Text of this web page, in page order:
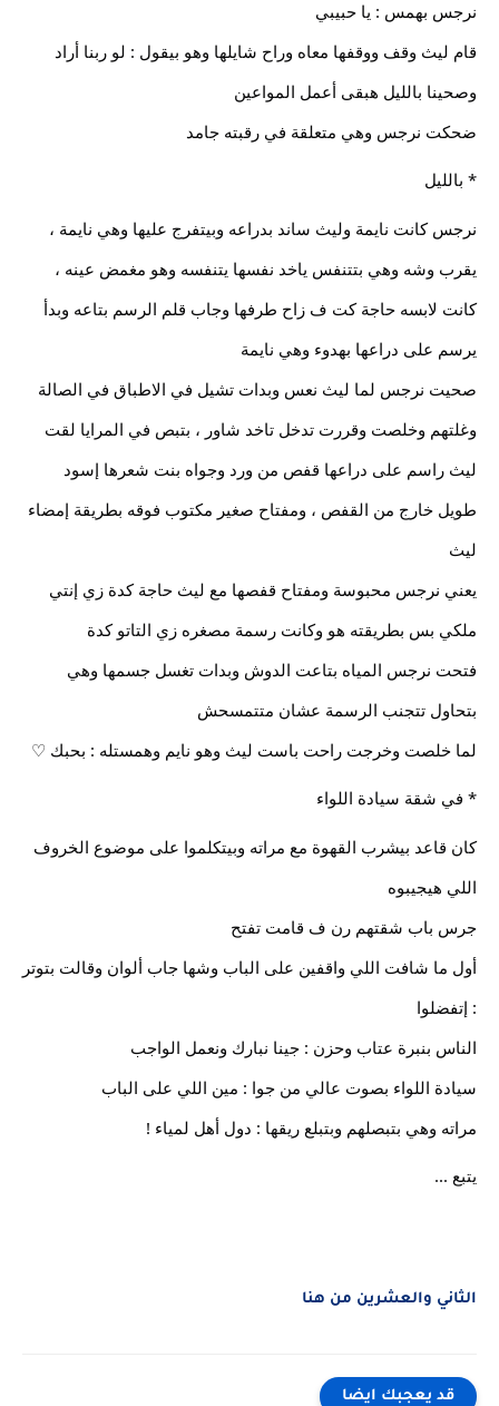
نرجس بهمس : يا حبيبي
قام ليث وقف ووقفها معاه وراح شايلها وهو بيقول : لو ربنا أراد
وصحينا بالليل هبقى أعمل المواعين
ضحكت نرجس وهي متعلقة في رقبته جامد
* بالليل
نرجس كانت نايمة وليث ساند بدراعه وبيتفرج عليها وهي نايمة ،
يقرب وشه وهي بتتنفس ياخد نفسها يتنفسه وهو مغمض عينه ،
كانت لابسه حاجة كت ف زاح طرفها وجاب قلم الرسم بتاعه وبدأ
يرسم على دراعها بهدوء وهي نايمة
صحيت نرجس لما ليث نعس وبدات تشيل في الاطباق في الصالة
وغلتهم وخلصت وقررت تدخل تاخد شاور ، بتبص في المرايا لقت
ليث راسم على دراعها قفص من ورد وجواه بنت شعرها إسود
طويل خارج من القفص ، ومفتاح صغير مكتوب فوقه بطريقة إمضاء
ليث
يعني نرجس محبوسة ومفتاح قفصها مع ليث حاجة كدة زي إنتي
ملكي بس بطريقته هو وكانت رسمة مصغره زي التاتو كدة
فتحت نرجس المياه بتاعت الدوش وبدات تغسل جسمها وهي
بتحاول تتجنب الرسمة عشان متتمسحش
لما خلصت وخرجت راحت باست ليث وهو نايم وهمستله : بحبك ♡
* في شقة سيادة اللواء
كان قاعد بيشرب القهوة مع مراته وبيتكلموا على موضوع الخروف
اللي هيجيبوه
جرس باب شقتهم رن ف قامت تفتح
أول ما شافت اللي واقفين على الباب وشها جاب ألوان وقالت بتوتر
: إتفضلوا
الناس بنبرة عتاب وحزن : جينا نبارك ونعمل الواجب
سيادة اللواء بصوت عالي من جوا : مين اللي على الباب
مراته وهي بتبصلهم وبتبلع ريقها : دول أهل لمياء !
يتبع ...
الثاني والعشرين من هنا
قد يعجبك ايضا